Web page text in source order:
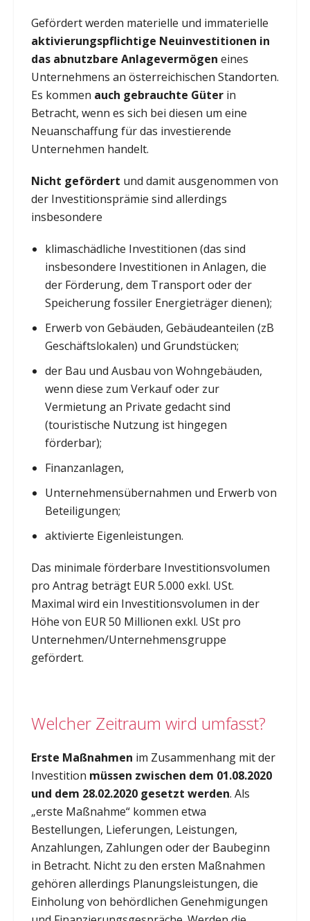
Gefördert werden materielle und immaterielle
aktivierungspflichtige Neuinvestitionen in
das abnutzbare Anlagevermögen eines
Unternehmens an österreichischen Standorten.
Es kommen auch gebrauchte Güterin
Betracht, wenn es sich bei diesen um eine
Neuanschaffung für das investierende
Unternehmen handelt.
Nicht gefördert und damit ausgenommen von
der Investitionsprämie sind allerdings
insbesondere
klimaschädliche Investitionen (das sind
insbesondere Investitionen in Anlagen, die
der Förderung, dem Transport oder der
Speicherung fossiler Energieträger dienen);
Erwerb von Gebäuden, Gebäudeanteilen (zB
Geschäftslokalen) und Grundstücken;
der Bau und Ausbau von Wohngebäuden,
wenn diese zum Verkauf oder zur
Vermietung an Private gedacht sind
(touristische Nutzung ist hingegen
förderbar);
Finanzanlagen,
Unternehmensübernahmen und Erwerb von
Beteiligungen;
aktivierte Eigenleistungen.
Das minimale förderbare Investitionsvolumen
pro Antrag beträgt EUR 5.000 exkl. USt.
Maximal wird ein Investitionsvolumen in der
Höhe von EUR 50 Millionen exkl. USt pro
Unternehmen/Unternehmensgruppe
gefördert.
Welcher Zeitraum wird umfasst?
Erste Maßnahmen im Zusammenhang mit der
Investition müssen zwischen dem 01.08.2020
und dem 28.02.2020 gesetzt werden. Als
„erste Maßnahme“ kommen etwa
Bestellungen, Lieferungen, Leistungen,
Anzahlungen, Zahlungen oder der Baubeginn
in Betracht. Nicht zu den ersten Maßnahmen
gehören allerdings Planungsleistungen, die
Einholung von behördlichen Genehmigungen